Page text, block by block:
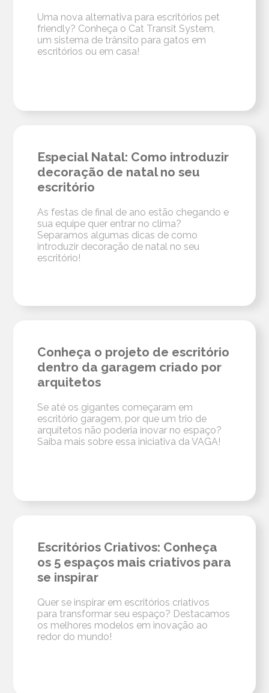
Uma nova alternativa para escritórios pet
friendly? Conheça o Cat Transit System,
um sistema de trânsito para gatos em
escritórios ou em casa!
Especial Natal: Como introduzir
decoração de natal no seu
escritório
As festas de final de ano estão chegando e
sua equipe quer entrar no clima?
Separamos algumas dicas de como
introduzir decoração de natal no seu
escritório!
Conheça o projeto de escritório
dentro da garagem criado por
arquitetos
Se até os gigantes começaram em
escritório garagem, por que um trio de
arquitetos não poderia inovar no espaço?
Saiba mais sobre essa iniciativa da VAGA!
Escritórios Criativos: Conheça
os 5 espaços mais criativos para
se inspirar
Quer se inspirar em escritórios criativos
para transformar seu espaço? Destacamos
os melhores modelos em inovação ao
redor do mundo!